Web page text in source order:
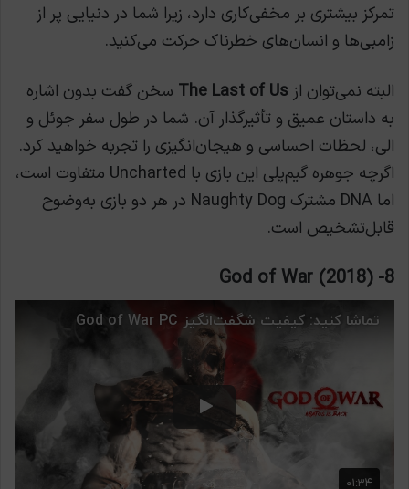
تمرکز بیشتری بر مخفی‌کاری دارد، زیرا شما در دنیایی پر از
زامبی‌ها و انسان‌های خطرناک حرکت می‌کنید.
البته نمی‌توان از The Last of Us سخن گفت بدون اشاره
به داستان عمیق و تأثیرگذار آن. شما در طول سفر جوئل و
الی، لحظات احساسی و هیجان‌انگیزی را تجربه خواهید کرد.
اگرچه جوهره گیم‌پلی این بازی با Uncharted متفاوت است،
اما DNA مشترک Naughty Dog در هر دو بازی به‌وضوح
قابل‌تشخیص است.
8-
God of War (2018)